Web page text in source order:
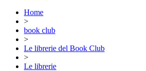
Home
>
book club
>
Le librerie del Book Club
>
Le librerie